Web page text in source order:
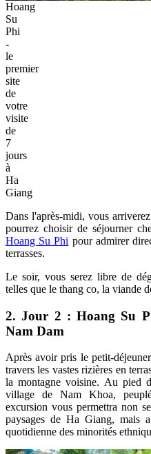
Hoang
Su
Phi
-
le
premier
site
de
votre
visite
de
7
jours
à
Ha
Giang
Dans l'après-midi, vous
pourrez choisir de séjourner
Hoang Su Phi pour admirer
terrasses.
Le soir, vous serez libre de
telles que le thang co, la viande
2. Jour 2 : Hoang Su
Nam Dam
Après avoir pris le petit-
travers les vastes rizières en
la montagne voisine. Au pied
village de Nam Khoa,
excursion vous permettra non
paysages de Ha Giang, mais
quotidienne des minorités